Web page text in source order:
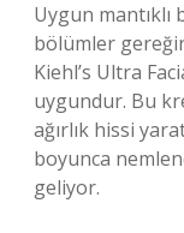
Uygun mantıklı
bölümler
Kiehl’s Ultra
uygundur. Bu
ağırlık hissi
boyunca
geliyor.